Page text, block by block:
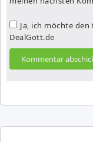
Ja, ich möchte
DealGott.de